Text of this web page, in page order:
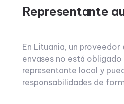
Representante
En Lituania, un proveedor
envases no está obligado
representante local y
responsabilidades de